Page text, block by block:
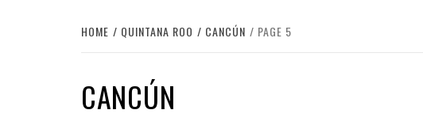
HOME QUINTANA ROO CANCÚN PAGE 5
CANCÚN